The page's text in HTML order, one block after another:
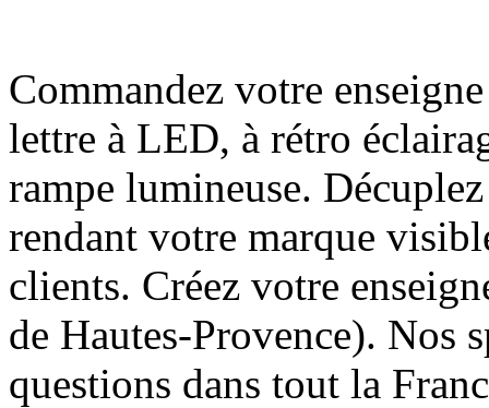
Commandez votre
lettre à LED, à rétro
rampe lumineuse.
rendant votre marque
clients. Créez votre
de Hautes-Provence). Nos
questions dans tout la